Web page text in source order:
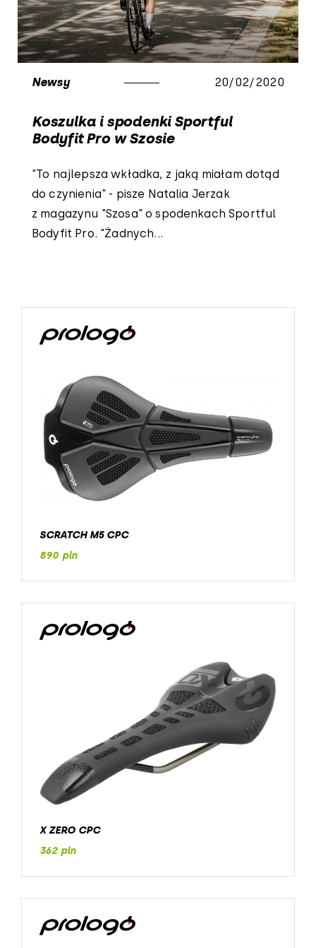
Newsy 20/02/2020
Koszulka i spodenki Sportful
Bodyfit Pro w Szosie
"To najlepsza wkładka, z jaką miałam dotąd
do czynienia" - pisze Natalia Jerzak
z magazynu "Szosa" o spodenkach Sportful
Bodyfit Pro. "Żadnych...
SCRATCH M5 CPC
890 pln
X ZERO CPC
362 pln